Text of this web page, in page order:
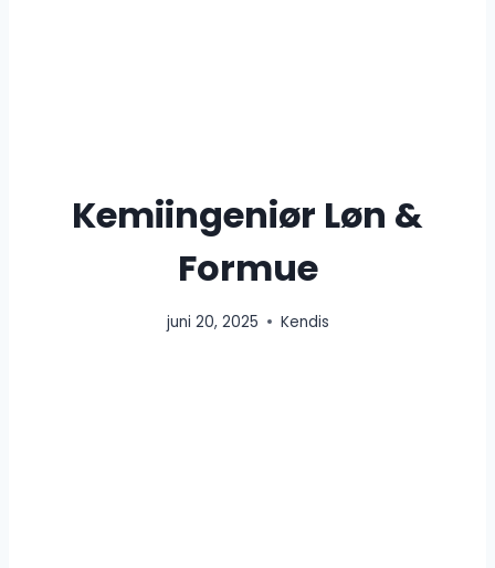
Kemiingeniør Løn &
Formue
juni 20, 2025 Kendis